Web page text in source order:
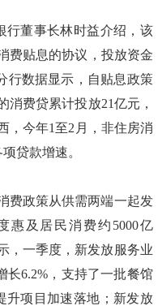
董事长林时益介绍，该
费贴息的协议，投放资金
行数据显示，自贴息政策
消费贷累计投放21亿元，
，今年1至2月，非住房消
贷款增速。
政策从供需两端一起发
惠及居民消费约5000亿
，一季度，新发放服务业
长6.2%，支持了一批餐馆
升项目加速落地；新发放